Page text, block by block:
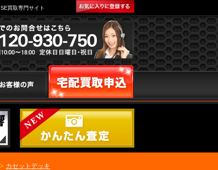
買取専門サイト
カセットデッキ